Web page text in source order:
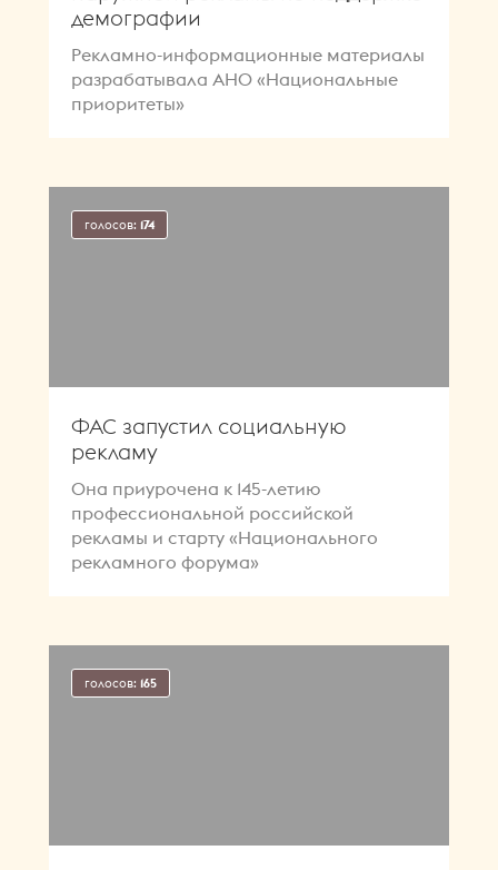
демографии
Рекламно-информационные материалы
разрабатывала АНО «Национальные
приоритеты»
голосов: 174
ФАС запустил социальную
рекламу
Она приурочена к 145-летию
профессиональной российской
рекламы и старту «Национального
рекламного форума»
голосов: 165